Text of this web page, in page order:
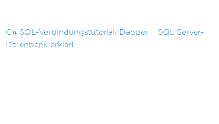
C# SQL-Verbindungstutorial: Dapper + SQL Server-
Datenbank erklärt